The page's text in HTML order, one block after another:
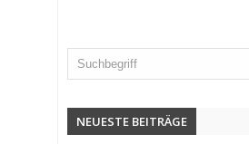
NEUESTE BEITRÄGE